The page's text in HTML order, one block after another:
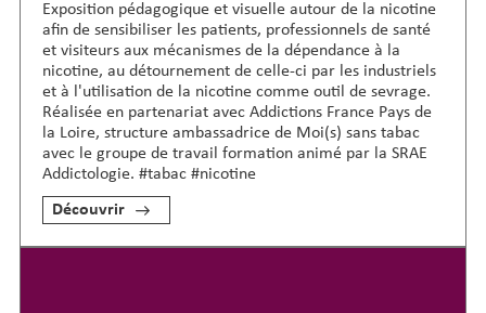
Exposition pédagogique et visuelle autour de la nicotine
afin de sensibiliser les patients, professionnels de santé
et visiteurs aux mécanismes de la dépendance à la
nicotine, au détournement de celle-ci par les industriels
et à l'utilisation de la nicotine comme outil de sevrage.
Réalisée en partenariat avec Addictions France Pays de
la Loire, structure ambassadrice de Moi(s) sans tabac
avec le groupe de travail formation animé par la SRAE
Addictologie. #tabac #nicotine
Découvrir